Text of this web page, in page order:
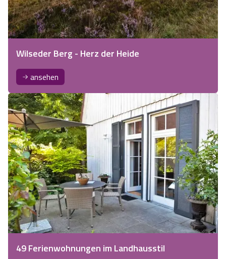
Wilseder Berg - Herz der Heide
ansehen
49 Ferienwohnungen im Landhausstil